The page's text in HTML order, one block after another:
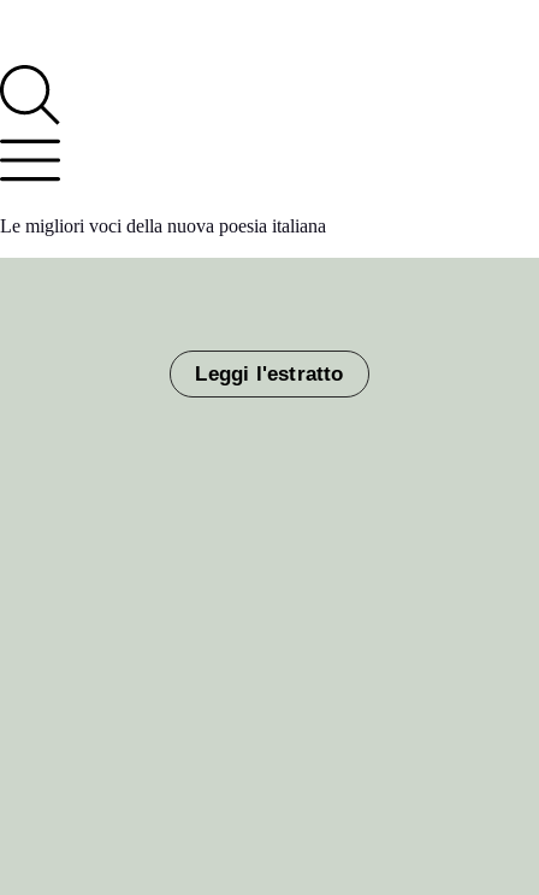
Le migliori voci della nuova poesia italiana
Leggi l'estratto